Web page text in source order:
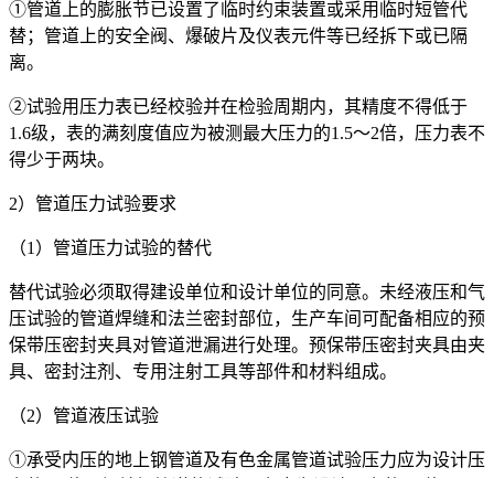
①管道上的膨胀节已设置了临时约束装置或采用临时短管代
替；管道上的安全阀、爆破片及仪表元件等已经拆下或已隔
离。
②试验用压力表已经校验并在检验周期内，其精度不得低于
1.6级，表的满刻度值应为被测最大压力的1.5～2倍，压力表不
得少于两块。
2）管道压力试验要求
（1）管道压力试验的替代
替代试验必须取得建设单位和设计单位的同意。未经液压和气
压试验的管道焊缝和法兰密封部位，生产车间可配备相应的预
保带压密封夹具对管道泄漏进行处理。预保带压密封夹具由夹
具、密封注剂、专用注射工具等部件和材料组成。
（2）管道液压试验
①承受内压的地上钢管道及有色金属管道试验压力应为设计压